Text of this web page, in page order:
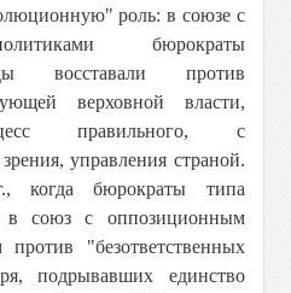
роль: в союзе с
бюрократы
восставали против
верховной власти,
правильного, с
управления страной.
бюрократы типа
в союз с оппозиционным
"безответственных
подрывавших единство